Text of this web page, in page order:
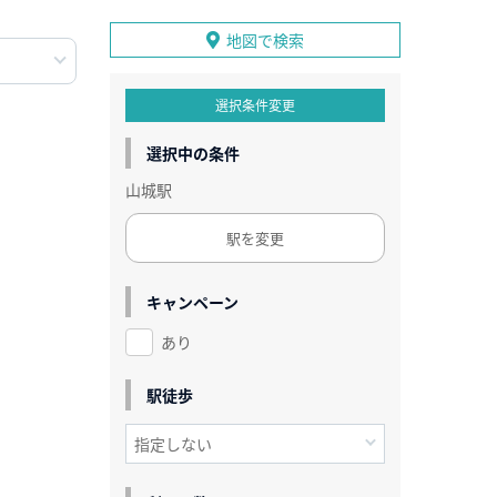
地図で検索
選択条件変更
選択中の条件
山城駅
駅を変更
キャンペーン
あり
駅徒歩